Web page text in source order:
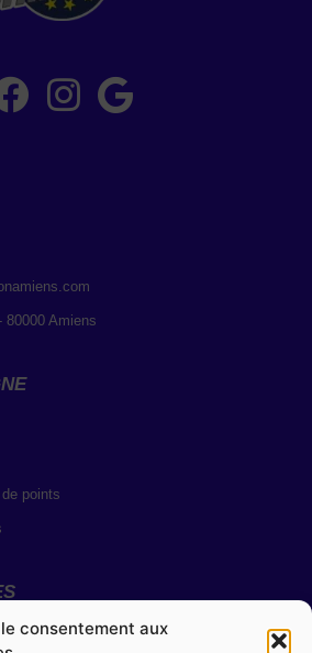
consentement aux
80000 Amiens
points